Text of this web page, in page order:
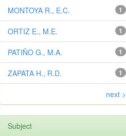
1
MONTOYA R., E.C.
1
ORTIZ E., M.E.
1
PATIÑO G., M.A.
1
ZAPATA H., R.D.
next >
Subject